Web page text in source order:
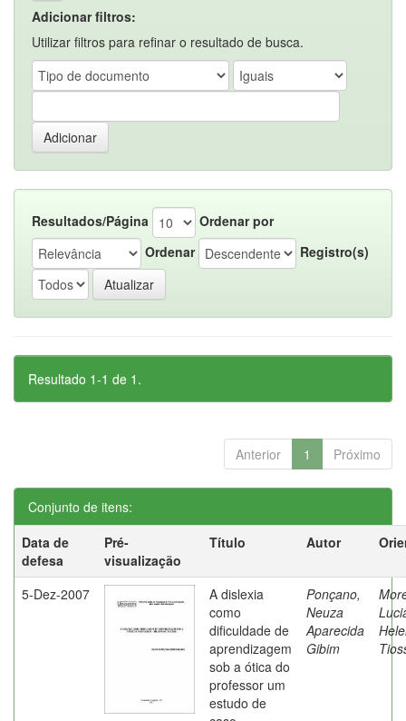
Adicionar filtros:
Utilizar filtros para refinar o resultado de busca.
Resultados/Página
Ordenar por
Ordenar
Registro(s)
Resultado 1-1 de 1.
Anterior 1 Próximo
Conjunto de itens:
Data de
defesa
Pré-
visualização
Título Autor
5-Dez-2007
A dislexia
como
dificuldade de
aprendizagem
sob a ótica do
professor um
estudo de
Ponçano,
Neuza
Aparecida
Gibim